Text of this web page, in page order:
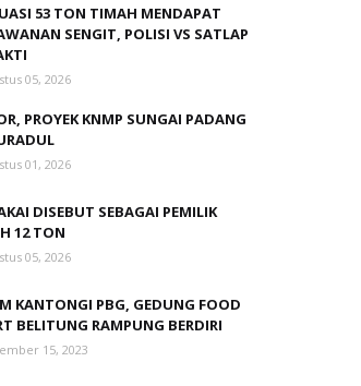
53 TON TIMAH MENDAPAT
SENGIT, POLISI VS SATLAP
05, 2026
PROYEK KNMP SUNGAI PADANG
01, 2026
DISEBUT SEBAGAI PEMILIK
12 TON
05, 2026
KANTONGI PBG, GEDUNG FOOD
BELITUNG RAMPUNG BERDIRI
15, 2023